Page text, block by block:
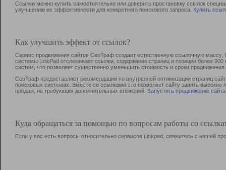
Ссылки можно купить самостоятельно или доверить простановку ссылок
улучшению их эффективности для конкретного поискового запроса. Купить
Как улучшить эффект от ссылок?
Сервис продвижения сайтов СеоТраф создает естественную ссылочную
системы LinkPad отслеживает ссылки, содержание страниц и позиции более
систем, что позволяет существенно уменьшить стоимость и сроки продвижения.
СеоТраф предоставляет рекомендации по внутренней оптимизации страниц
поисковых системах. Вместе со ссылками это позволяет сайту занять
продаж, не требующих дополнительных вложений. Запустить продвижение сайта
Куда обращаться за помощью по вопросам работы со
Если у вас есть вопросы относительно сервисов Linkpad, свяжитесь с нашей